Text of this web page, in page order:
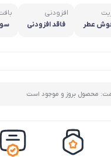
عطر
افزودنی
فاقد افزودنی
محصول بروز و موجود است